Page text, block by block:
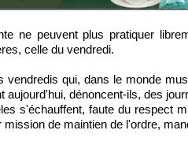
ne peuvent plus pratiquer
celle du vendredi.
vendredis qui, dans le monde
aujourd'hui, dénoncent-ils, des
s'échauffent, faute du respect
mission de maintien de l'ordre,